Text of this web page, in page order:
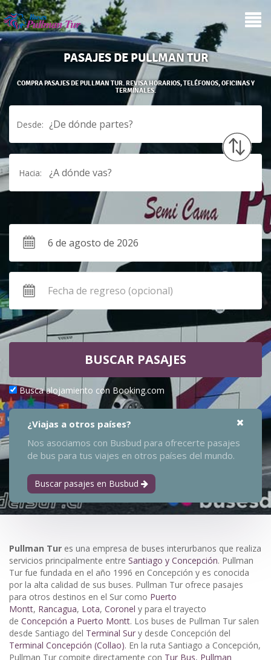
PASAJES DE PULLMAN TUR
COMPRA PASAJES DE PULLMAN TUR. REVISA HORARIOS, TELÉFONOS, OFICINAS Y
TERMINALES.
Desde: ¿De dónde partes?
Hacia: ¿A dónde vas?
BUSCAR PASAJES
Busca alojamiento con Booking.com
¿Viajas a otros países?
Nos asociamos con Busbud para ofrecerte pasajes
de bus para tus viajes en otros países del mundo.
Buscar pasajes en Busbud
Pullman Tur es una empresa de buses interurbanos que realiza
servicios principalmente entre Santiago y Concepción. Pullman
Tur fue fundada en el año 1996 en Concepción y es conocida
por la alta calidad de sus buses. Pullman Tur ofrece pasajes
para otros destinos en el Sur como Puerto
Montt, Rancagua, Lota, Coronel y para el trayecto
de Concepción a Puerto Montt. Los buses de Pullman Tur salen
desde Santiago del Terminal Sur y desde Concepción del
Terminal Concepción (Collao). En la ruta Santiago a Concepción,
Pullman Tur compite directamente con Tur Bus, Pullman